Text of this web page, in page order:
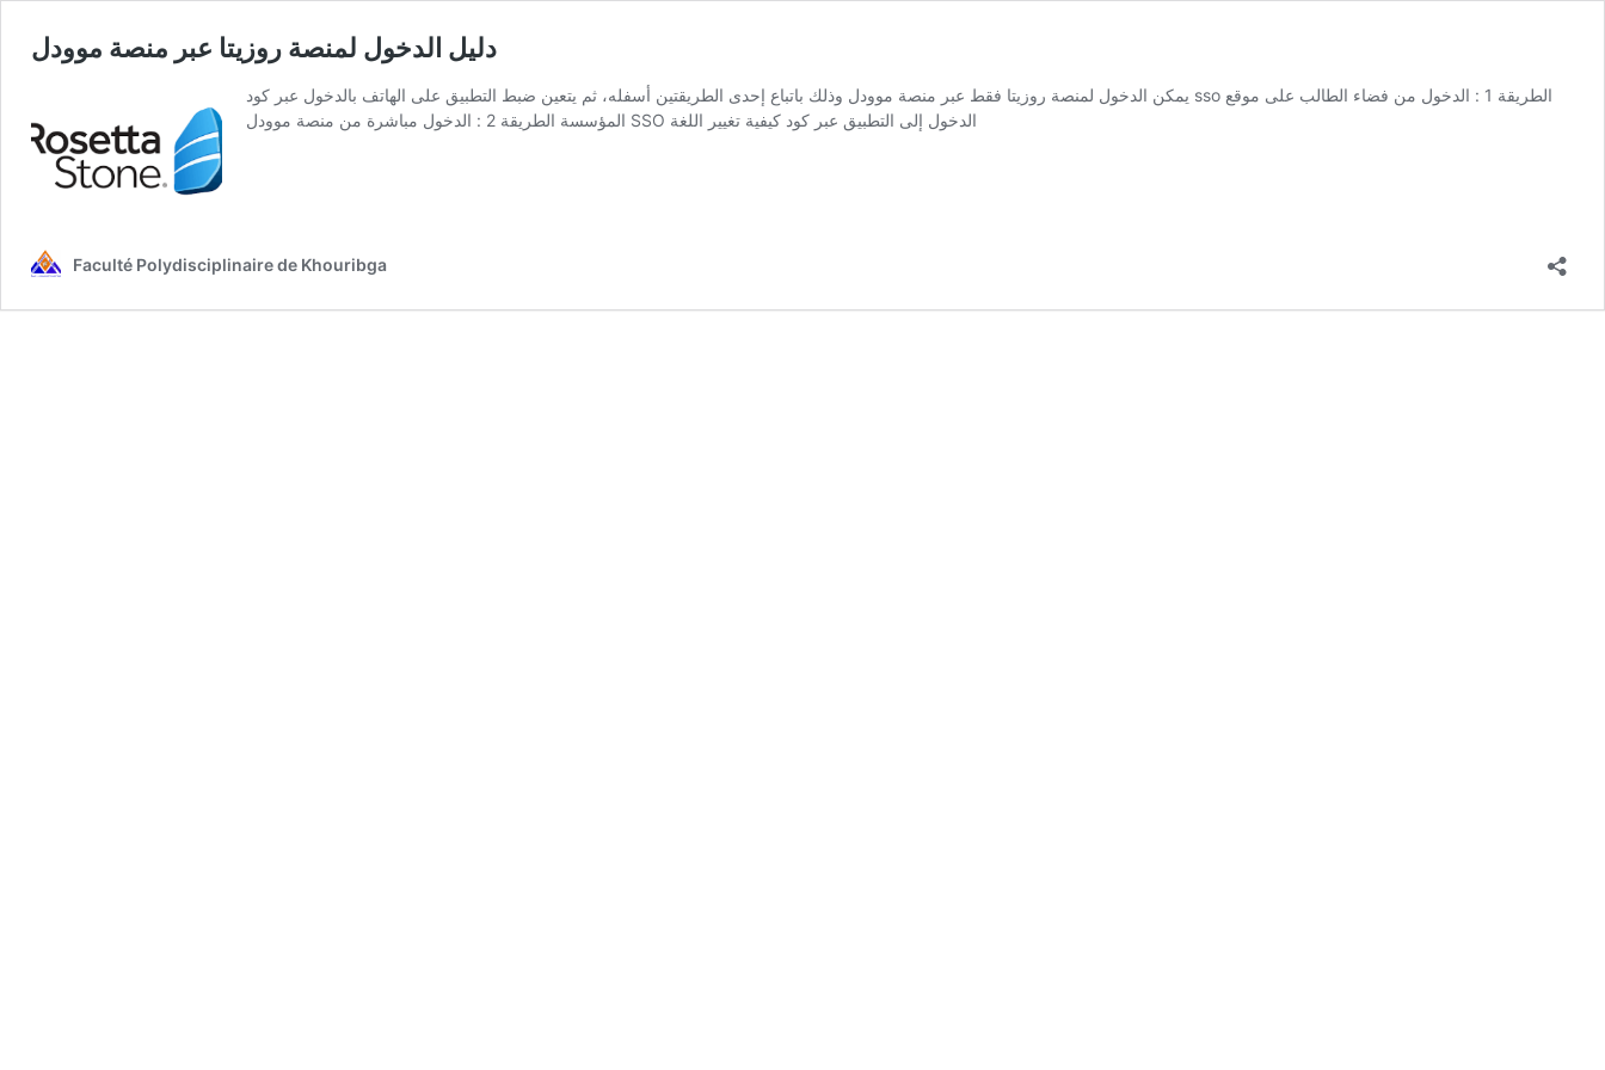
دليل الدخول لمنصة روزيتا عبر منصة موودل
يمكن الدخول لمنصة روزيتا فقط عبر منصة موودل وذلك باتباع إحدى الطريقتين أسفله، ثم يتعين ضبط التطبيق على الهاتف بالدخول عبر كود sso الطريقة 1 : الدخول من فضاء الطالب على موقع
المؤسسة الطريقة 2 : الدخول مباشرة من منصة موودل SSO الدخول إلى التطبيق عبر كود كيفية تغيير اللغة
Faculté Polydisciplinaire de Khouribga